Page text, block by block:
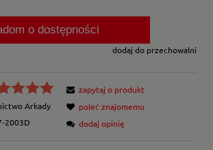
o dostępności
dodaj do przechowalni
Arkady
2003D
zapytaj o produkt
poleć znajomemu
dodaj opinię